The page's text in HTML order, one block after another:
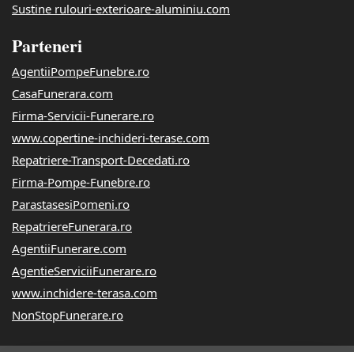
Sustine rulouri-exterioare-aluminiu.com
Parteneri
AgentiiPompeFunebre.ro
CasaFunerara.com
Firma-Servicii-Funerare.ro
www.copertine-inchideri-terase.com
Repatriere-Transport-Decedati.ro
Firma-Pompe-Funebre.ro
ParastasesiPomeni.ro
RepatriereFunerara.ro
AgentiiFunerare.com
AgentieServiciiFunerare.ro
www.inchidere-terasa.com
NonStopFunerare.ro